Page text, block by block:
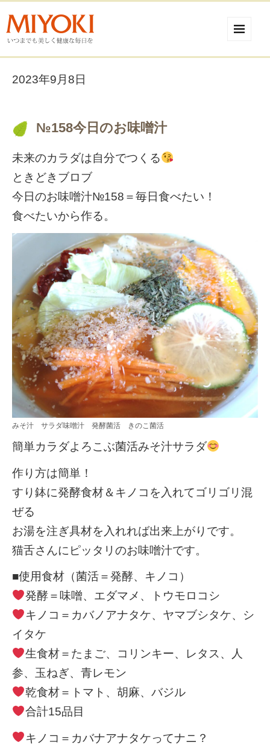
2023年9月8日
№158今日のお味噌汁
未来のカラダは自分でつくる
ときどきブロブ
今日のお味噌汁№158＝毎日食べたい！
食べたいから作る。
みそ汁 サラダ味噌汁 発酵菌活 きのこ菌活
簡単カラダよろこぶ菌活みそ汁サラダ
作り方は簡単！
すり鉢に発酵食材＆キノコを入れてゴリゴリ混
ぜる
お湯を注ぎ具材を入れれば出来上がりです。
猫舌さんにピッタリのお味噌汁です。
■使用食材（菌活＝発酵、キノコ）
発酵＝味噌、エダマメ、トウモロコシ
キノコ＝カバノアナタケ、ヤマブシタケ、シ
イタケ
生食材＝たまご、コリンキー、レタス、人
参、玉ねぎ、青レモン
乾食材＝トマト、胡麻、バジル
合計15品目
キノコ＝カバナアナタケってナニ？